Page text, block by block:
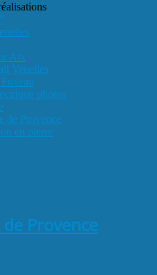
Aix
Venelles
photos
de Provence
en pierre
Provence